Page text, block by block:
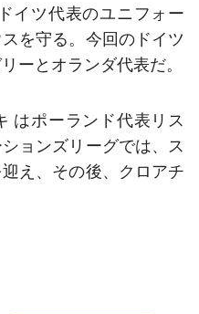
イツ代表のユニフォー
を守る。今回のドイツ
ーとオランダ代表だ。
はポーランド代表リス
ョンズリーグでは、ス
え、その後、クロアチ